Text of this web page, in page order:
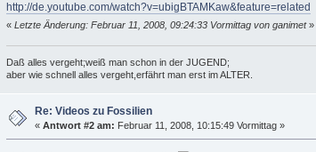
http://de.youtube.com/watch?v=ubigBTAMKaw&feature=related
« Letzte Änderung: Februar 11, 2008, 09:24:33 Vormittag von ganimet»
Daß alles vergeht;weiß man schon in der JUGEND;
aber wie schnell alles vergeht,erfährt man erst im ALTER.
Re: Videos zu Fossilien
« Antwort #2 am: Februar 11, 2008, 10:15:49 Vormittag »